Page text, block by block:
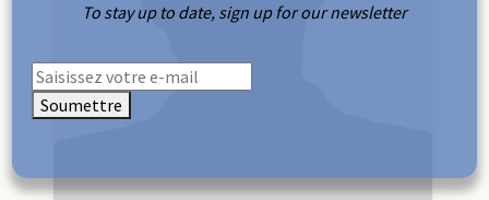
To stay up to date, sign up for our newsletter
Soumettre